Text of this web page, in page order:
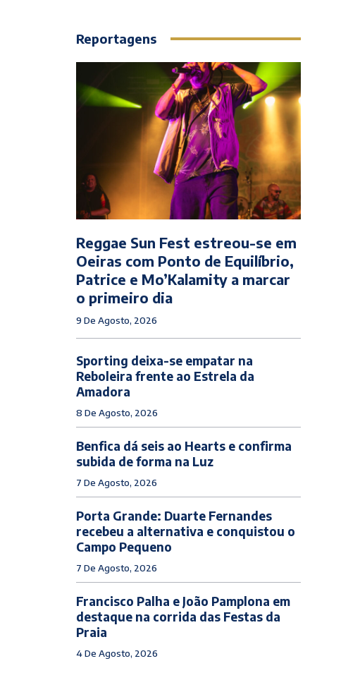
Reportagens
Reggae Sun Fest estreou-se em
Oeiras com Ponto de Equilíbrio,
Patrice e Mo’Kalamity a marcar
o primeiro dia
9 De Agosto, 2026
Sporting deixa-se empatar na
Reboleira frente ao Estrela da
Amadora
8 De Agosto, 2026
Benfica dá seis ao Hearts e confirma
subida de forma na Luz
7 De Agosto, 2026
Porta Grande: Duarte Fernandes
recebeu a alternativa e conquistou o
Campo Pequeno
7 De Agosto, 2026
Francisco Palha e João Pamplona em
destaque na corrida das Festas da
Praia
4 De Agosto, 2026